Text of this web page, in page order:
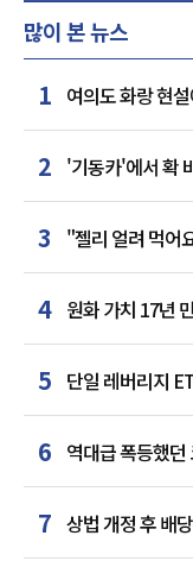
많이 본 뉴스
1 여의도 화랑 현
거점 확보하나
2 '기동카'에서 확
카드사 경쟁
3
"젤리 얼려 먹어
된 SNS
4 원화 가치 17년
5 단일 레버리지
6 역대급 폭등했
급락
7 상법 개정 후 배
최다'